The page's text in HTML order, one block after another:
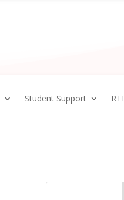
Student Support RTI